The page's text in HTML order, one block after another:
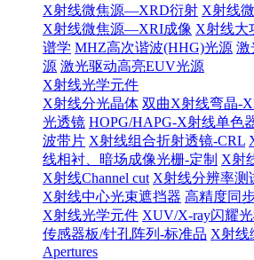
X射线微焦源—XRD衍射 X射线
X射线微焦源—XRI成像 X射线大
谱学 MHZ高次谐波(HHG)光源 激
源 激光驱动高亮EUV光源
X射线光学元件
X射线分光晶体 双曲X射线弯晶-
光透镜 HOPG/HAPG-X射线单色
波带片 X射线组合折射透镜-CRL
线相衬、暗场成像光栅-定制 X射
X射线Channel cut X射线分辨率测
X射线中心光束遮挡器 高精度同
X射线光学元件 XUV/X-ray闪耀
传感器板/针孔阵列-标准品 X射线
Apertures